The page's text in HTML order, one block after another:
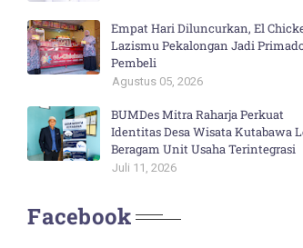
Empat Hari Diluncurkan, El
Lazismu Pekalongan Jadi
Pembeli
Agustus 05, 2026
BUMDes Mitra Raharja Perkuat
Identitas Desa Wisata Kutabawa
Beragam Unit Usaha Terintegrasi
Juli 11, 2026
Facebook